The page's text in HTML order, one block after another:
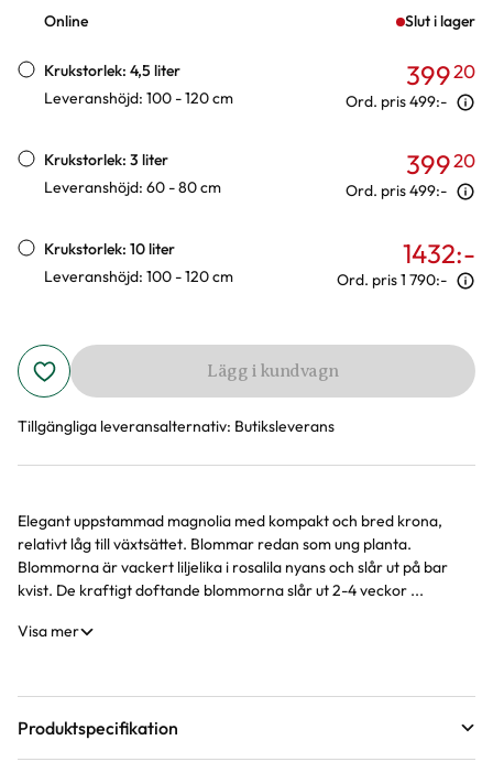
Online Slut i lager
Krukstorlek: 4,5 liter
Leveranshöjd: 100 - 120 cm
39920
Ord. pris499:-
Krukstorlek: 3 liter
Leveranshöjd: 60 - 80 cm
39920
Ord. pris499:-
Krukstorlek: 10 liter
Leveranshöjd: 100 - 120 cm
1432:-
Ord. pris1 790:-
Lägg i kundvagn
Tillgängliga leveransalternativ: Butiksleverans
Produktinformation
Elegant uppstammad magnolia med kompakt och bred krona,
relativt låg till växtsättet. Blommar redan som ung planta.
Blommorna är vackert liljelika i rosalila nyans och slår ut på bar
kvist. De kraftigt doftande blommorna slår ut 2-4 veckor ...
Visa mer
Produktspecifikation